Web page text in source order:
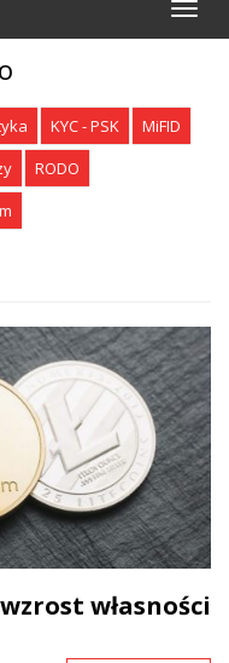
KYC - PSK
MiFID
RODO
własności